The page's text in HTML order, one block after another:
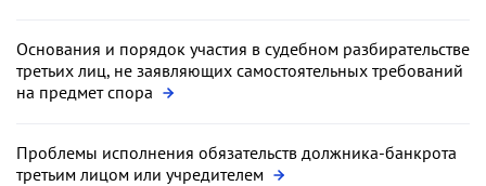
Основания и порядок участия в судебном разбирательстве
третьих лиц, не заявляющих самостоятельных требований
на предмет спора
Проблемы исполнения обязательств должника-банкрота
третьим лицом или учредителем